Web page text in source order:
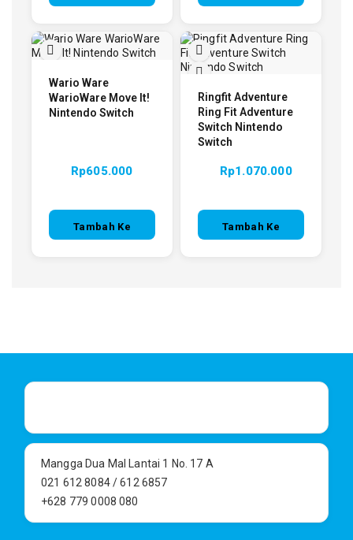
Wario Ware
WarioWare Move It!
Nintendo Switch
Rp605.000
Tambah Ke
Ringfit Adventure
Ring Fit Adventure
Switch Nintendo
Switch
Rp1.070.000
Tambah Ke
Mangga Dua Mal Lantai 1 No. 17 A
021 612 8084 / 612 6857
+628 779 0008 080